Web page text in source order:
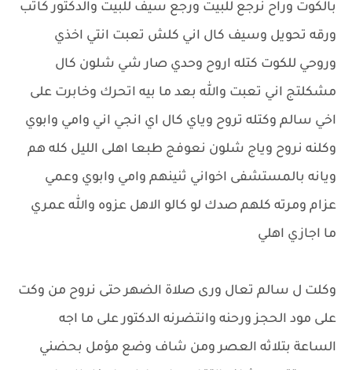
بالكوت وراح نرجع للبيت ورجع سيف للبيت والدكتور كاتب
ورقه تحويل وسيف كال اني كلش تعبت انتي اخذي
وروحي للكوت كتله اروح وحدي صار شي شلون كال
مشكلتج اني تعبت والله بعد ما بيه اتحرك وخابرت على
اخي سالم وكتله تروح وياي كال اي انجي اني وامي وابوي
وكلنه نروح وياج شلون نعوفج طبعا اهلى الليل كله هم
ويانه بالمستشفى اخواني ثنينهم وامي وابوي وعمي
عزام ومرته كلهم صدك لو كالو الاهل عزوه والله عمري
ما اجازي اهلي
وكلت ل سالم تعال ورى صلاة الضهر حتى نروح من وكت
على مود الحجز ورحنه وانتضرنه الدكتور على ما اجه
الساعة بتلاثه العصر ومن شاف وضع مؤمل بحضني